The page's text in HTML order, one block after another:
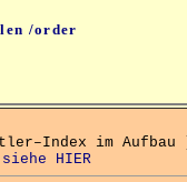
/order
im Aufbau ]
siehe HIER